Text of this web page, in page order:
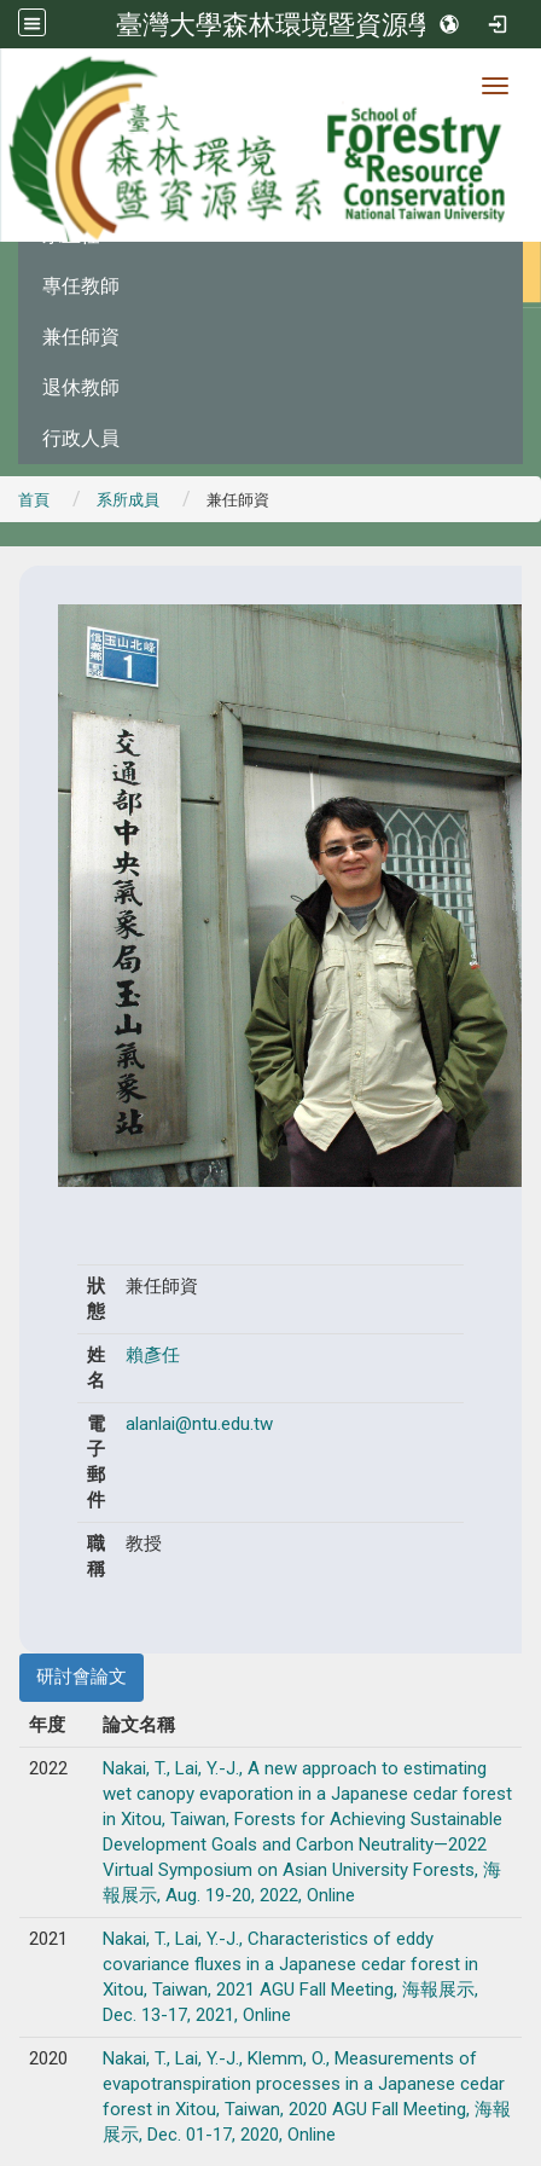
臺灣大學森林環境暨資源學系
系所成員
系主任
專任教師
兼任師資
退休教師
行政人員
首頁 系所成員 兼任師資
狀
態
兼任師資
姓
名
賴彥任
電
子
郵
件
alanlai@ntu.edu.tw
職
稱
教授
研討會論文
年度
論文名稱
2022
Nakai, T., Lai, Y.-J., A new approach to estimating
wet canopy evaporation in a Japanese cedar forest
in Xitou, Taiwan, Forests for Achieving Sustainable
Development Goals and Carbon Neutrality—2022
Virtual Symposium on Asian University Forests, 海
報展示, Aug. 19-20, 2022, Online
2021
Nakai, T., Lai, Y.-J., Characteristics of eddy
covariance fluxes in a Japanese cedar forest in
Xitou, Taiwan, 2021 AGU Fall Meeting, 海報展示,
Dec. 13-17, 2021, Online
2020
Nakai, T., Lai, Y.-J., Klemm, O., Measurements of
evapotranspiration processes in a Japanese cedar
forest in Xitou, Taiwan, 2020 AGU Fall Meeting, 海報
展示, Dec. 01-17, 2020, Online